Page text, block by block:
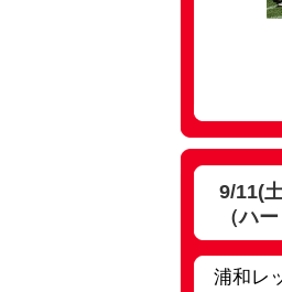
9/11(
（ハ
浦和レ